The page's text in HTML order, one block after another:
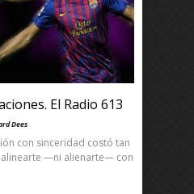
El Radio 613
Dees
con sinceridad costó tan
alinearte —ni alienarte— con